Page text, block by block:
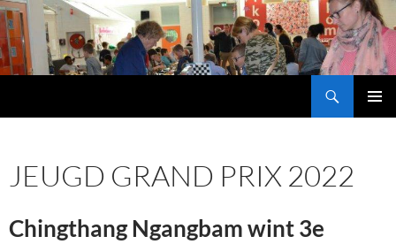
Ga
naar
de
inhoud
JEUGD GRAND PRIX 2022
Chingthang Ngangbam wint 3e